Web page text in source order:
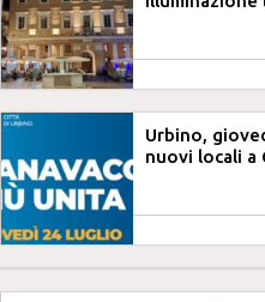
Urbino,
nuovi locali a